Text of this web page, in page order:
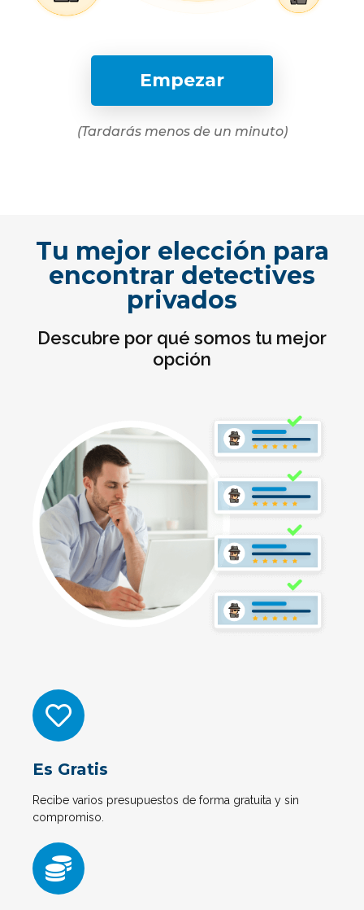
Empezar
(Tardarás menos de un minuto)
Tu mejor elección para
encontrar detectives
privados
Descubre por qué somos tu mejor
opción
Es Gratis
Recibe varios presupuestos de forma gratuita y sin
compromiso.